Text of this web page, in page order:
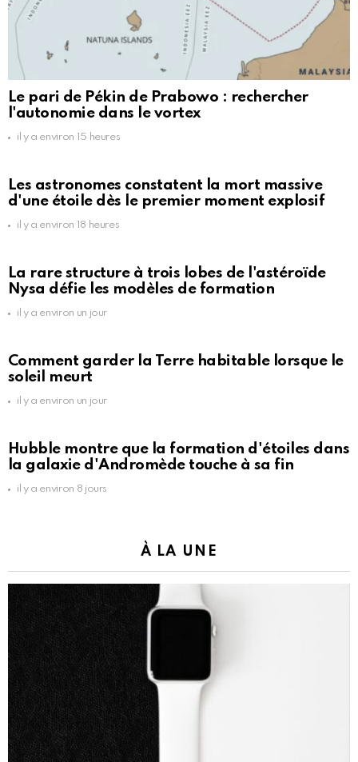
Le pari de Pékin de Prabowo : rechercher
l'autonomie dans le vortex
il y a environ 15 heures
Les astronomes constatent la mort massive
d'une étoile dès le premier moment explosif
il y a environ 18 heures
La rare structure à trois lobes de l'astéroïde
Nysa défie les modèles de formation
il y a environ un jour
Comment garder la Terre habitable lorsque le
soleil meurt
il y a environ un jour
Hubble montre que la formation d'étoiles dans
la galaxie d'Andromède touche à sa fin
il y a environ 8 jours
À LA UNE